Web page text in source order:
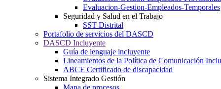
Evaluacion-Gestion-Empleados-Temporales
Seguridad y Salud en el Trabajo
SST Distrital
Portafolio de servicios del DASCD
DASCD Incluyente
Guía de lenguaje incluyente
Lineamientos de la Política de Comunicación
ABCE Certificado de discapacidad
Sistema Integrado Gestión
Mapa de procesos